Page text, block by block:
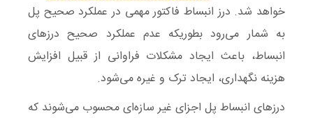
خواهد شد. درز انبساط فاکتور مهمی در عملکرد صحیح پل
به شمار می‌رود بطوریکه عدم عملکرد صحیح درزهای
انبساط، باعث ایجاد مشکلات فراوانی از قبیل افزایش
هزینه نگهداری، ایجاد ترک و غیره می‌شود.
درزهای انبساط پل اجزای غیر سازه‌ای محسوب می‌شوند که